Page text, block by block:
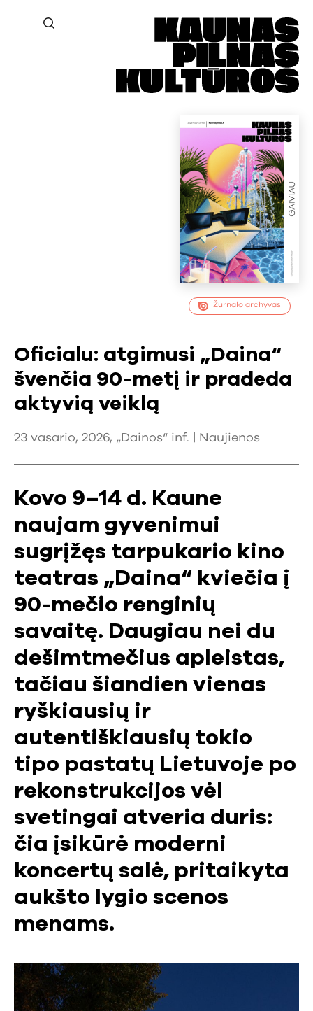
Žurnalo archyvas
Oficialu: atgimusi „Daina“
švenčia 90-metį ir pradeda
aktyvią veiklą
23 vasario, 2026, „Dainos“ inf. | Naujienos
Kovo 9–14 d. Kaune
naujam gyvenimui
sugrįžęs tarpukario kino
teatras „Daina“ kviečia į
90-mečio renginių
savaitę. Daugiau nei du
dešimtmečius apleistas,
tačiau šiandien vienas
ryškiausių ir
autentiškiausių tokio
tipo pastatų Lietuvoje po
rekonstrukcijos vėl
svetingai atveria duris:
čia įsikūrė moderni
koncertų salė, pritaikyta
aukšto lygio scenos
menams.